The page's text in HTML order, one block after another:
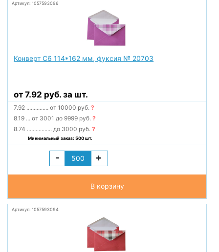
Артикул: 1057593096
Конверт С6 114*162 мм, фуксия № 20703
от 7.92 руб. за шт.
7.92 ............... от 10000 руб.?
8.19 ... от 3001 до 9999 руб.?
8.74 ................. до 3000 руб.?
Минимальный заказ: 500 шт.
- +
В корзину
Артикул: 1057593094